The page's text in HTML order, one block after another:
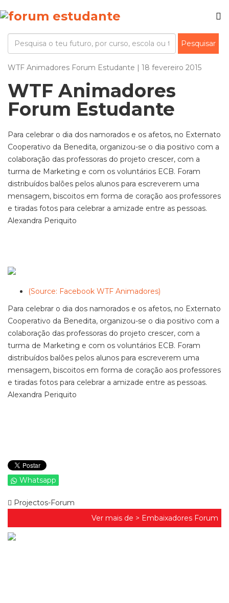
WTF Animadores Forum Estudante | 18 fevereiro 2015
WTF Animadores
Forum Estudante
Para celebrar o dia dos namorados e os afetos, no Externato
Cooperativo da Benedita, organizou-se o dia positivo com a
colaboração das professoras do projeto crescer, com a
turma de Marketing e com os voluntários ECB. Foram
distribuídos balões pelos alunos para escreverem uma
mensagem, biscoitos em forma de coração aos professores
e tiradas fotos para celebrar a amizade entre as pessoas.
Alexandra Periquito
(Source: Facebook WTF Animadores)
Para celebrar o dia dos namorados e os afetos, no Externato
Cooperativo da Benedita, organizou-se o dia positivo com a
colaboração das professoras do projeto crescer, com a
turma de Marketing e com os voluntários ECB. Foram
distribuídos balões pelos alunos para escreverem uma
mensagem, biscoitos em forma de coração aos professores
e tiradas fotos para celebrar a amizade entre as pessoas.
Alexandra Periquito
Whatsapp
Projectos-Forum
Ver mais de > Embaixadores Forum